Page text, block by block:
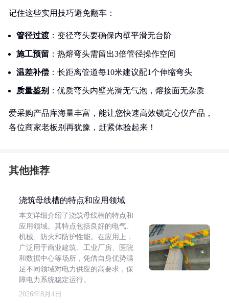
记住这些实用技巧避免翻车：
管径过渡 ：变径弯头要确保内壁平滑无台阶
施工预留 ：热熔弯头需留出3倍管径操作空间
温差补偿 ：长距离管道每10米建议配1个伸缩弯头
质量鉴别 ：优质弯头内壁光滑无气泡，熔接面无杂质
爱采购产品库海量丰富，能让您快速高效锁定心仪产品，
各位商家老板别再犹豫，赶紧体验起来！
其他推荐
浇筑母线槽的特点和应用领域
本文详细介绍了浇筑母线槽的特点和
应用领域。其特点包括良好的电气、
机械、防火和防护性能。在应用上，
广泛用于商业建筑、工业厂房、医院
和数据中心等场所，凭借自身优势满
足不同领域对电力供应的高要求，保
障电力系统稳定运行。
2026年8月4日